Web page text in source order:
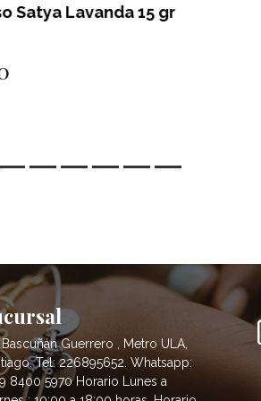
Lavanda 15 gr
Bascuñán Guerrero , Metro ULA,
Tel: 226895652. Whatsapp:
8400 5970 Horario Lunes a